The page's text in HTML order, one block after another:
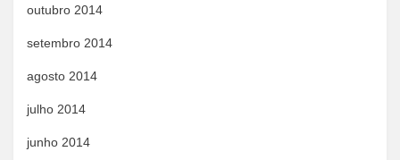
outubro 2014
setembro 2014
agosto 2014
julho 2014
junho 2014